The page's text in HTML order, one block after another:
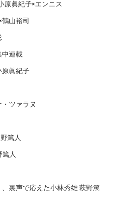
原眞紀子×エンニス
山裕司
中連載
眞紀子
ツァラヌ
篤人
人
裏声で応えた小林秀雄 萩野篤